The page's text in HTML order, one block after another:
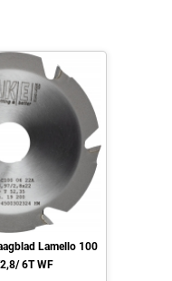
Lamello 100
6T WF